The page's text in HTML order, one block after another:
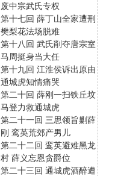
废中宗武氏专权
第十七回 薛丁山全家遭刑
樊梨花法场脱难
第十八回 武氏削夺唐宗室
马周挺身当大任
第十九回 江淮侯诉出原由
通城虎知情痛哭
第二十回 薛刚一扫铁丘坟
马登力救通城虎
第二十一回 三思领旨剿薛
刚 鸾英荒郊产男儿
第二十二回 鸾英避难黑龙
村 薛义忘恩贪爵位
第二十三回 通城虎酒醉遭